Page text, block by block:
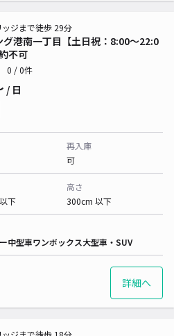
グ港南一丁目【土日祝：8:00～22:0
不可
ッジまで徒歩 29分
0 / 0件
/ 日
再入庫
可
下
高さ
300cm 以下
中型車ワンボックス大型車・SUV
詳細へ